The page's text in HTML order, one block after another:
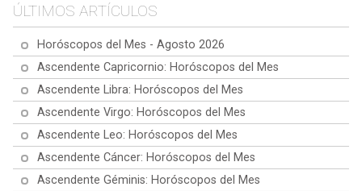
ÚLTIMOS ARTÍCULOS
Horóscopos del Mes - Agosto 2026
Ascendente Capricornio: Horóscopos del Mes
Ascendente Libra: Horóscopos del Mes
Ascendente Virgo: Horóscopos del Mes
Ascendente Leo: Horóscopos del Mes
Ascendente Cáncer: Horóscopos del Mes
Ascendente Géminis: Horóscopos del Mes